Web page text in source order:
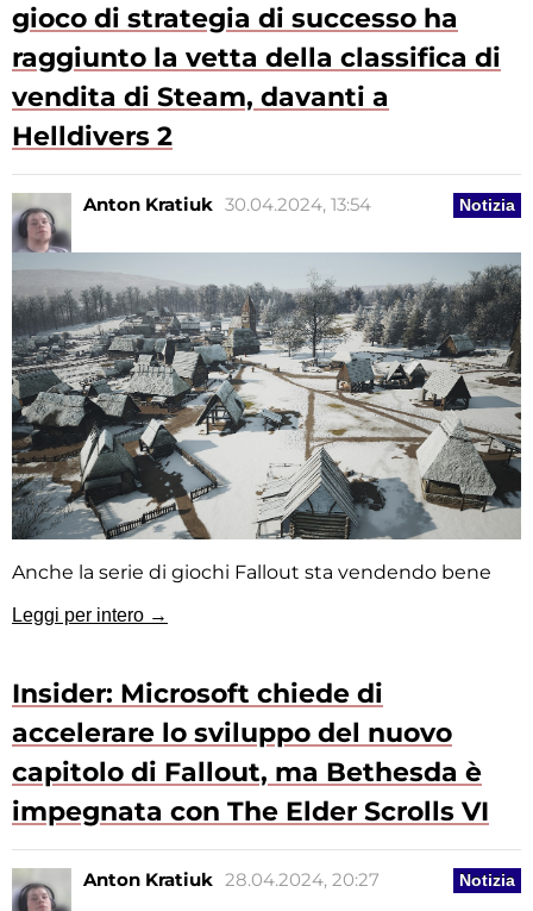
gioco di strategia di successo ha
raggiunto la vetta della classifica di
vendita di Steam, davanti a
Helldivers 2
Notizia
Anton Kratiuk 30.04.2024, 13:54
Anche la serie di giochi Fallout sta vendendo bene
Leggi per intero →
Insider: Microsoft chiede di
accelerare lo sviluppo del nuovo
capitolo di Fallout, ma Bethesda è
impegnata con The Elder Scrolls VI
Notizia
Anton Kratiuk 28.04.2024, 20:27